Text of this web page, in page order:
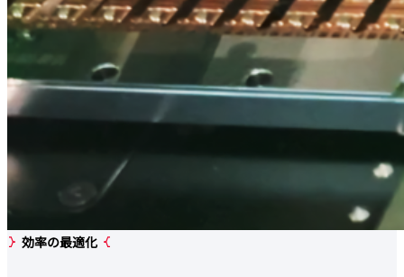
効率の最適化